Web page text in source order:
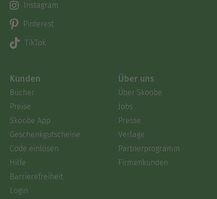
Instagram
Pinterest
TikTok
Kunden
Bücher
Preise
Skoobe App
Geschenkgutscheine
Code einlösen
Hilfe
Barrierefreiheit
Login
Über uns
Über Skoobe
Jobs
Presse
Verlage
Partnerprogramm
Firmenkunden